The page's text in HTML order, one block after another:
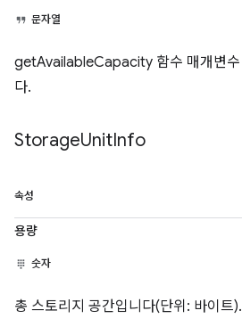
문자열
getAvailableCapacity 함수 매개변수
다.
StorageUnitInfo
속성
용량
숫자
총 스토리지 공간입니다(단위: 바이트).